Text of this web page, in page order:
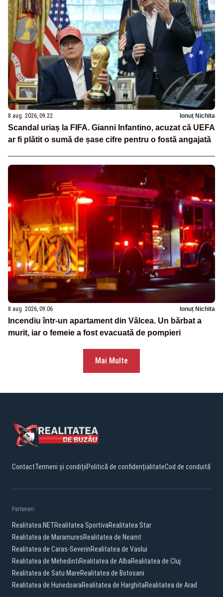
8 aug. 2026, 09:22 Ionuț Nichita
Scandal uriaș la FIFA. Gianni Infantino, acuzat că UEFA
ar fi plătit o sumă de șase cifre pentru o fostă angajată
8 aug. 2026, 09:06 Ionuț Nichita
Incendiu într-un apartament din Vâlcea. Un bărbat a
murit, iar o femeie a fost evacuată de pompieri
Mai Multe
ContactTermeni și condițiiPolitică de confidențialitateCod de conduită
Parteneri:
Realitatea.NETRealitatea SportivaRealitatea Star
Realitatea de MaramuresRealitatea de Neamt
Realitatea de Caras-SeverinRealitatea de Vaslui
Realitatea de MehedintiRealitatea de AlbaRealitatea de Cluj
Realitatea de Satu MareRealitatea de Botosani
Realitatea de HunedoaraRealitatea de HarghitaRealitatea de Arad